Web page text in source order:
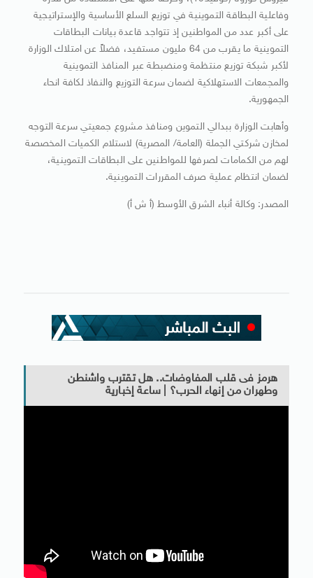
وفاعلية البطاقة التموينية في توزيع السلع الأساسية والإستراتيجية
على أكبر عدد من المواطنين إذ تتواجد قاعدة بيانات البطاقات
التموينية ما يقرب من 64 مليون مستفيد، فضلاً عن امتلاك الوزارة
لأكبر شبكة توزيع منتظمة ومنضبطة عبر المنافذ التموينية
والمجمعات الاستهلاكية لضمان سرعة التوزيع والنفاذ لكافة انحاء
الجمهورية.
وأهابت الوزارة ببدالي التموين ومنافذ مشروع جمعيتي سرعة التوجه
لمخازن شركتي الجملة (العامة/ المصرية) لاستلام الكميات المخصصة
لهم من الكمامات لصرفها للمواطنين على البطاقات التموينية،
لضمان انتظام عملية صرف المقررات التموينية.
المصدر: وكالة أنباء الشرق الأوسط (أ ش أ)
هرمز فى قلب المفاوضات.. هل تقترب واشنطن
وطهران من إنهاء الحرب؟ | ساعة إخبارية